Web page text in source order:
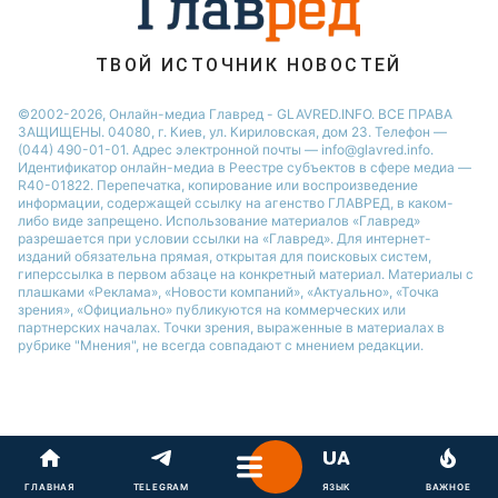
ТВОЙ ИСТОЧНИК НОВОСТЕЙ
©2002-2026, Онлайн-медиа Главред - GLAVRED.INFO. ВСЕ ПРАВА
ЗАЩИЩЕНЫ. 04080, г. Киев, ул. Кириловская, дом 23. Телефон —
(044) 490-01-01. Адрес электронной почты — info@glavred.info.
Идентификатор онлайн-медиа в Реестре cубъектов в сфере медиа —
R40-01822. Перепечатка, копирование или воспроизведение
информации, содержащей ссылку на агенство ГЛАВРЕД, в каком-
либо виде запрещено. Использование материалов «Главред»
разрешается при условии ссылки на «Главред». Для интернет-
изданий обязательна прямая, открытая для поисковых систем,
гиперссылка в первом абзаце на конкретный материал. Материалы с
плашками «Реклама», «Новости компаний», «Актуально», «Точка
зрения», «Официально» публикуются на коммерческих или
партнерских началах. Точки зрения, выраженные в материалах в
рубрике "Мнения", не всегда совпадают с мнением редакции.
ГЛАВНАЯ TELEGRAM ЯЗЫК ВАЖНОЕ